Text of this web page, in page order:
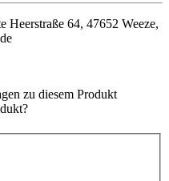
Heerstraße 64, 47652 Weeze,
zu diesem Produkt